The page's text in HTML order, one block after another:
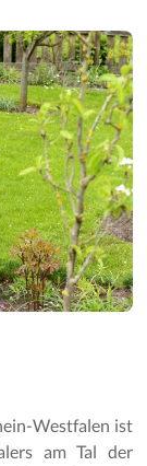
Westfalen ist
am Tal der